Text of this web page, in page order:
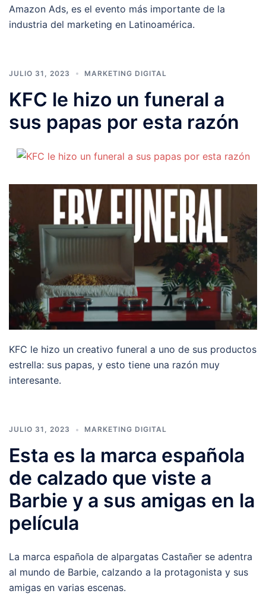
Amazon Ads, es el evento más importante de la
industria del marketing en Latinoamérica.
JULIO 31, 2023 MARKETING DIGITAL
KFC le hizo un funeral a
sus papas por esta razón
KFC le hizo un creativo funeral a uno de sus productos
estrella: sus papas, y esto tiene una razón muy
interesante.
JULIO 31, 2023 MARKETING DIGITAL
Esta es la marca española
de calzado que viste a
Barbie y a sus amigas en la
película
La marca española de alpargatas Castañer se adentra
al mundo de Barbie, calzando a la protagonista y sus
amigas en varias escenas.